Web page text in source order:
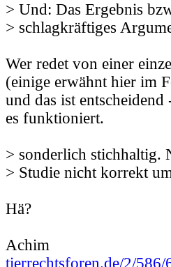
> Und: Das Ergebnis
> schlagkräftiges
Wer redet von einer
(einige erwähnt hier im
und das ist
es funktioniert.
> sonderlich stichhaltig.
> Studie nicht korrekt
Hä?
Achim
tierrechtsforen.de/2/586/